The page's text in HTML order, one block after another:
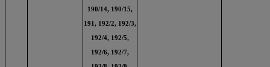
190/14, 190/15,
191, 192/2, 192/3,
192/4, 192/5,
192/6, 192/7,